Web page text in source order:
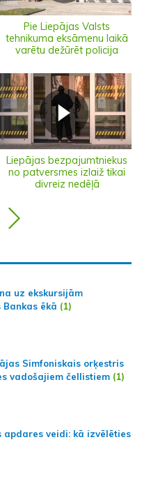
Pie Liepājas Valsts
tehnikuma eksāmenu laikā
varētu dežūrēt policija
Liepājas bezpajumtniekus
no patversmes izlaiž tikai
divreiz nedēļā
uz ekskursijām
ēkā (1)
Simfoniskais orķestris
vadošajiem čellistiem (1)
apdares veidi: kā izvēlēties